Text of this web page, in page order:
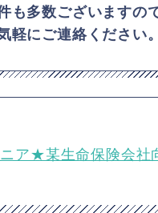
多数ございますので
にご連絡ください。
ア★某生命保険会